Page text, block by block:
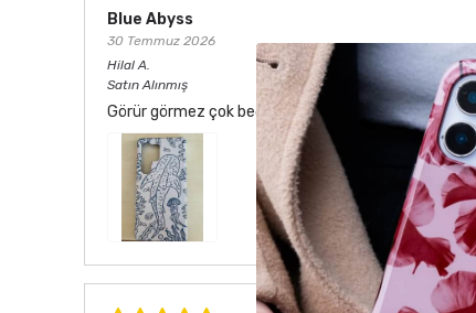
Blue Abyss
30 Temmuz 2026
Hilal A.
Satın Alınmış
Görür görmez çok beğendim. Hem desen olarak çok